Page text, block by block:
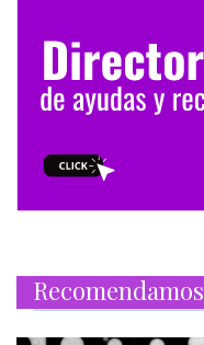
Recomendamos